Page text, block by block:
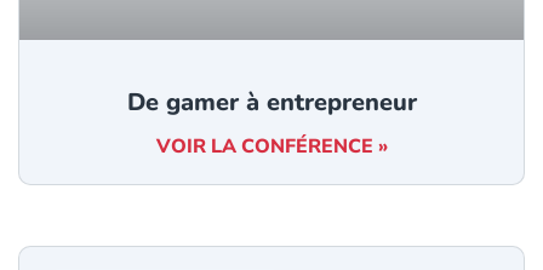
De gamer à entrepreneur
VOIR LA CONFÉRENCE »